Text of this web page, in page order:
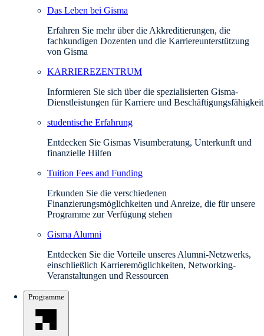
Das Leben bei Gisma
Erfahren Sie mehr über die Akkreditierungen, die
fachkundigen Dozenten und die Karriereunterstützung
von Gisma
KARRIEREZENTRUM
Informieren Sie sich über die spezialisierten Gisma-
Dienstleistungen für Karriere und Beschäftigungsfähigkeit
studentische Erfahrung
Entdecken Sie Gismas Visumberatung, Unterkunft und
finanzielle Hilfen
Tuition Fees and Funding
Erkunden Sie die verschiedenen
Finanzierungsmöglichkeiten und Anreize, die für unsere
Programme zur Verfügung stehen
Gisma Alumni
Entdecken Sie die Vorteile unseres Alumni-Netzwerks,
einschließlich Karrieremöglichkeiten, Networking-
Veranstaltungen und Ressourcen
Programme